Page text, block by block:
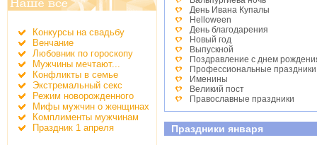
Конкурсы на свадьбу
Венчание
Любовник по гороскопу
Мужчины мечтают...
Конфликты в семье
Экстремальный секс
Режим новорожденного
Мифы мужчин о женщинах
Комплименты мужчинам
Праздник 1 апреля
День Ивана Купалы
Helloween
День благодарения
Новый год
Выпускной
Поздравление с днем
Профессиональные праздники
Именины
Великий пост
Православные праздники
День студента
День победы
Всероссийский день семьи,
Праздники января